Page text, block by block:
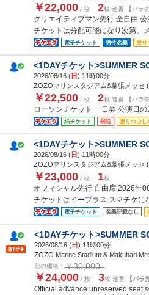
￥22,000 / 枚 2枚 連番 【バラ売
クリエイティブマン先行 全自由
チケットは分配可能になり次第、
電子チケット 男性名義 塗り
<1DAYチケット>SUMMER
2026/08/16 (日) 11時00分
ZOZOマリンスタジアム&幕張メッセ
￥22,500 / 枚 2枚 連番 【バラ売
ローソンチケット 一日券 公演日
紙チケット 郵送 塗りつぶし
<1DAYチケット>SUMMER
2026/08/16 (日) 11時00分
ZOZOマリンスタジアム&幕張メッセ
￥23,000 / 枚 1枚
オフィシャル先行 自由席 2026年
チケットはイープラス スマチケに
電子チケット 名義記載なし
<1DAYチケット>SUMMER
2026/08/16 (日) 11時00分
ZOZO Marine Stadium & Makuhari
前の価格： ￥30,000
￥24,000 / 枚 3枚 連番 【バラ
Official advance unreserved seat